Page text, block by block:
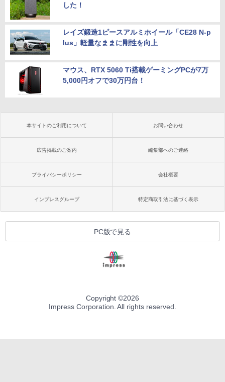
した！
レイズ鍛造1ピースアルミホイール「CE28 N-p
lus」軽量なままに剛性を向上
マウス、RTX 5060 Ti搭載ゲーミングPCが7万
5,000円オフで30万円台！
本サイトのご利用について お問い合わせ
広告掲載のご案内 編集部へのご連絡
プライバシーポリシー 会社概要
インプレスグループ 特定商取引法に基づく表示
PC版で見る
Copyright ©2026
Impress Corporation. All rights reserved.